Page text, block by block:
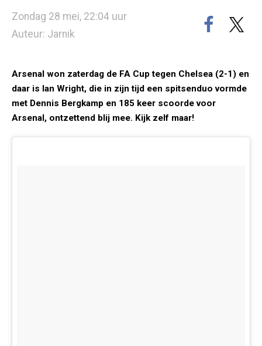
Zondag 28 mei, 22:04 uur
Auteur: Jarnik
Arsenal won zaterdag de FA Cup tegen Chelsea (2-1) en
daar is Ian Wright, die in zijn tijd een spitsenduo vormde
met Dennis Bergkamp en 185 keer scoorde voor
Arsenal, ontzettend blij mee. Kijk zelf maar!